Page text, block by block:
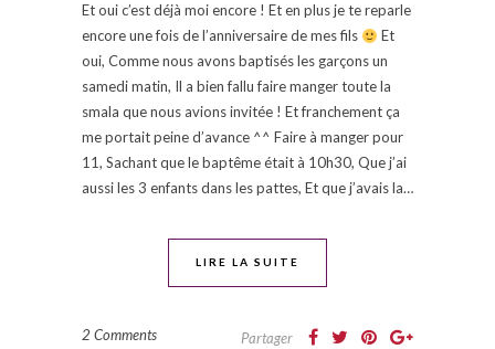
Et oui c’est déjà moi encore ! Et en plus je te reparle
encore une fois de l’anniversaire de mes fils
Et
oui, Comme nous avons baptisés les garçons un
samedi matin, Il a bien fallu faire manger toute la
smala que nous avions invitée ! Et franchement ça
me portait peine d’avance ^^ Faire à manger pour
11, Sachant que le baptême était à 10h30, Que j’ai
aussi les 3 enfants dans les pattes, Et que j’avais la…
LIRE LA SUITE
2 Comments Partager